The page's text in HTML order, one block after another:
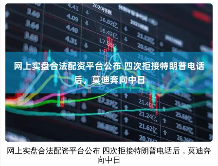
网上实盘合法配资平台公布 四次拒接特朗普电话后，莫迪奔
向中日